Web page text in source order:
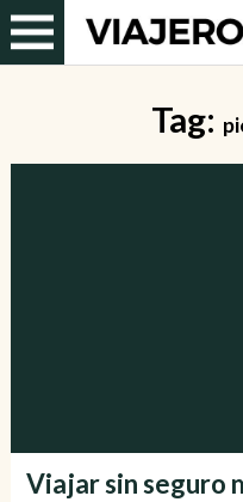
Tag:
Viajar sin seguro